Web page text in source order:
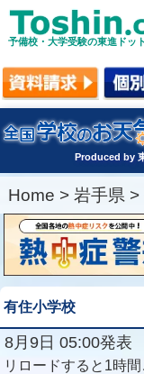
予備校・大学受験の東進ドッ
Produced by
Home > 岩手県 >
有住小学校
8月9日 05:00発表
リロードすると1時